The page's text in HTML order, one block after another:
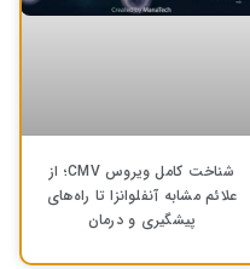
شناخت کامل ویروس CMV؛ از
علائم مشابه آنفلوانزا تا راه‌های
پیشگیری و درمان